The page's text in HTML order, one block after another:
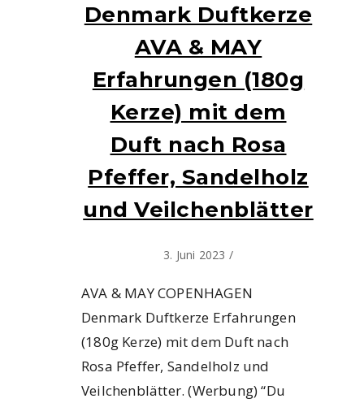
Denmark Duftkerze
AVA & MAY
Erfahrungen (180g
Kerze) mit dem
Duft nach Rosa
Pfeffer, Sandelholz
und Veilchenblätter
3. Juni 2023 /
AVA & MAY COPENHAGEN
Denmark Duftkerze Erfahrungen
(180g Kerze) mit dem Duft nach
Rosa Pfeffer, Sandelholz und
Veilchenblätter. (Werbung) “Du